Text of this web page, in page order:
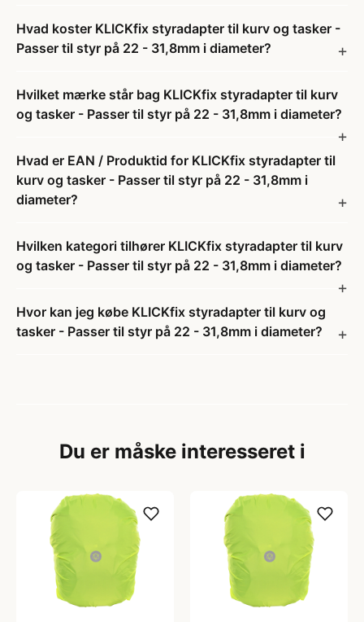
Hvad koster KLICKfix styradapter til kurv og tasker -
Passer til styr på 22 - 31,8mm i diameter?
Hvilket mærke står bag KLICKfix styradapter til kurv
og tasker - Passer til styr på 22 - 31,8mm i diameter?
Hvad er EAN / Produktid for KLICKfix styradapter til
kurv og tasker - Passer til styr på 22 - 31,8mm i
diameter?
Hvilken kategori tilhører KLICKfix styradapter til kurv
og tasker - Passer til styr på 22 - 31,8mm i diameter?
Hvor kan jeg købe KLICKfix styradapter til kurv og
tasker - Passer til styr på 22 - 31,8mm i diameter?
Du er måske interesseret i